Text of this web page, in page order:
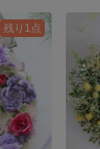
残り1点